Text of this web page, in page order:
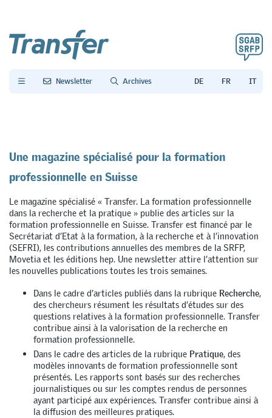
Newsletter Archives
Une magazine spécialisé pour la formation
professionnelle en Suisse
Le magazine spécialisé « Transfer. La formation professionnelle
dans la recherche et la pratique » publie des articles sur la
formation professionnelle en Suisse. Transfer est financé par le
Secrétariat d’Etat à la formation, à la recherche et à l’innovation
(SEFRI), les contributions annuelles des membres de la SRFP,
Movetia et les éditions hep. Une newsletter attire l’attention sur
les nouvelles publications toutes les trois semaines.
Dans le cadre d’articles publiés dans la rubrique Recherche,
des chercheurs résument les résultats d’études sur des
questions relatives à la formation professionnelle. Transfer
contribue ainsi à la valorisation de la recherche en
formation professionnelle.
Dans le cadre des articles de la rubrique Pratique, des
modèles innovants de formation professionnelle sont
présentés. Les rapports sont basés sur des recherches
journalistiques ou sur les comptes rendus de personnes
ayant participé aux expériences. Transfer contribue ainsi à
la diffusion des meilleures pratiques.